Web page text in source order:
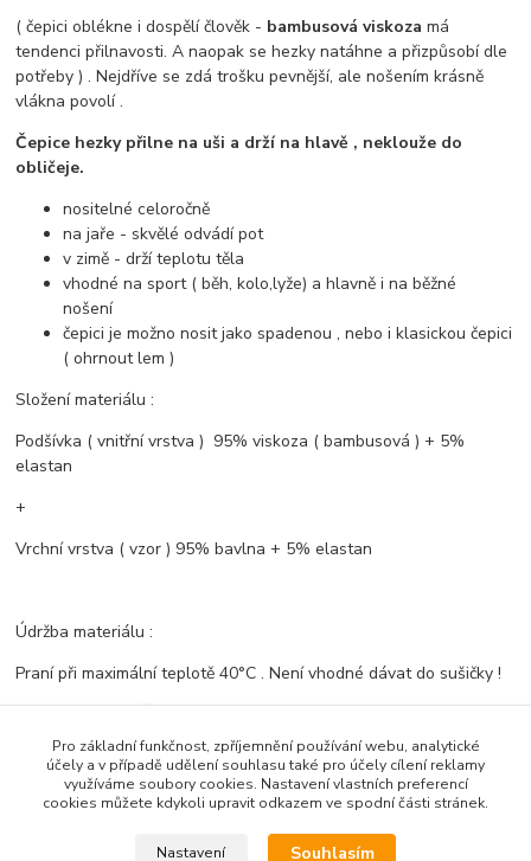
( čepici oblékne i dospělí člověk - bambusová viskozamá
tendenci přilnavosti. A naopak se hezky natáhne a přizpůsobí dle
potřeby ) . Nejdříve se zdá trošku pevnější, ale nošením krásně
vlákna povolí .
Čepice hezky přilne na uši a drží na hlavě , neklouže do
obličeje.
nositelné celoročně
na jaře - skvělé odvádí pot
v zimě - drží teplotu těla
vhodné na sport ( běh, kolo,lyže) a hlavně i na běžné
nošení
čepici je možno nosit jako spadenou , nebo i klasickou čepici
( ohrnout lem )
Složení materiálu :
Podšívka ( vnitřní vrstva ) 95% viskoza ( bambusová ) + 5%
elastan
+
Vrchní vrstva ( vzor ) 95% bavlna + 5% elastan
Údržba materiálu :
Praní při maximální teplotě 40°C . Není vhodné dávat do sušičky !
Zboží zařazeno v kategoriích
Vzorované komplety
Pro základní funkčnost, zpříjemnění používání webu, analytické
účely a v případě udělení souhlasu také pro účely cílení reklamy
využíváme soubory cookies. Nastavení vlastních preferencí
cookies můžete kdykoli upravit odkazem ve spodní části stránek.
Nastavení Souhlasím